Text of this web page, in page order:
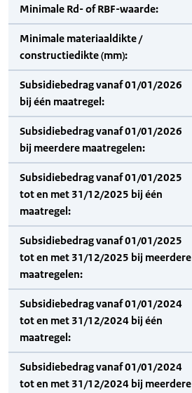
Minimale Rd- of RBF-waarde:
Minimale materiaaldikte /
constructiedikte (mm):
Subsidiebedrag vanaf 01/01/2026
bij één maatregel:
Subsidiebedrag vanaf 01/01/2026
bij meerdere maatregelen:
Subsidiebedrag vanaf 01/01/2025
tot en met 31/12/2025 bij één
maatregel:
Subsidiebedrag vanaf 01/01/2025
tot en met 31/12/2025 bij meerdere
maatregelen:
Subsidiebedrag vanaf 01/01/2024
tot en met 31/12/2024 bij één
maatregel:
Subsidiebedrag vanaf 01/01/2024
tot en met 31/12/2024 bij meerdere